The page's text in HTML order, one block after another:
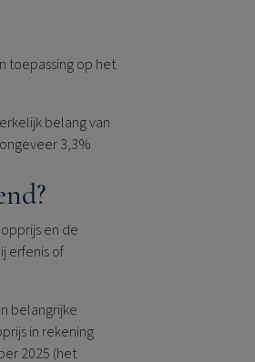
toepassing op het
belang van
3,3%
en de
erfenis of
belangrijke
in rekening
2025 (het